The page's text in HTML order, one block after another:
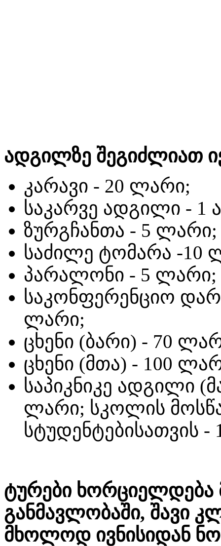
ადგილზე შეგიძლიათ
კარავი - 20 ლარი;
საკარვე ადგილი - 1
ზურგჩანთა - 5 ლარი;
საძილე ტომარა -10
პარალონი - 5 ლარი;
საკონფერენციო
ლარი;
ცხენი (ბარი) - 70
ცხენი (მთა) - 100
საპიკნიკე ადგილი
ლარი; სკოლის
სტუდენტებისათვის
ტურები
განმავლობაში, შავი
მხოლოდ ივნისიდან